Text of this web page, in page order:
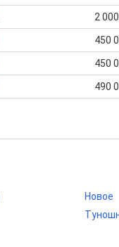
2
450
450
490
Новое